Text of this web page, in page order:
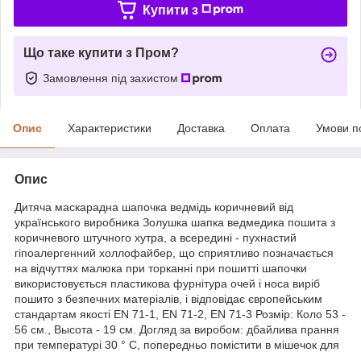
Купити з
Що таке купити з Пром?
Замовлення під захистом
Опис Характеристики Доставка Оплата Умови
Опис
Дитяча маскарадна шапочка ведмідь коричневий від
українського виробника Золушка шапка ведмедика пошита з
коричневого штучного хутра, а всередині - пухнастий
гіпоалергенний холлофайбер, що сприятливо позначається
на відчуттях малюка при торканні при пошитті шапочки
використовується пластикова фурнітура очей і носа виріб
пошито з безпечних матеріалів, і відповідає європейським
стандартам якості EN 71-1, EN 71-2, EN 71-3 Розмір: Коло 53 -
56 см., Высота - 19 см. Догляд за виробом: дбайлива прання
при температурі 30 ° С, попередньо помістити в мішечок для